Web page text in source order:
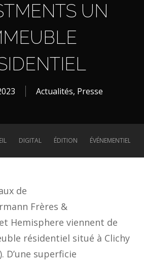
UN
Actualités, Presse
DIGITAL ÉDITION ÉVÉNEMENTIEL
de
Frères &
Hemisphere viennent de
résidentiel situé à Clichy
D’une superficie